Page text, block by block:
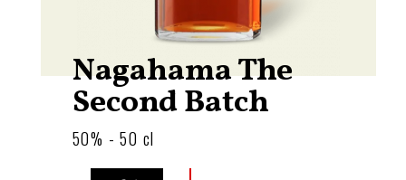
Nagahama The
Second Batch
50% - 50 cl